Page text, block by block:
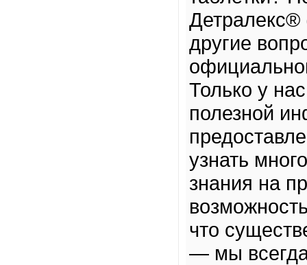
Детралекс®
другие
Только у
полезной
узнать
знания на
что
— мы